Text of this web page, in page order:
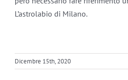
L’astrolabio di Milano.
Dicembre 15th, 2020